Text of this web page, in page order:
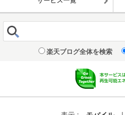
楽天ブログ全体を検索